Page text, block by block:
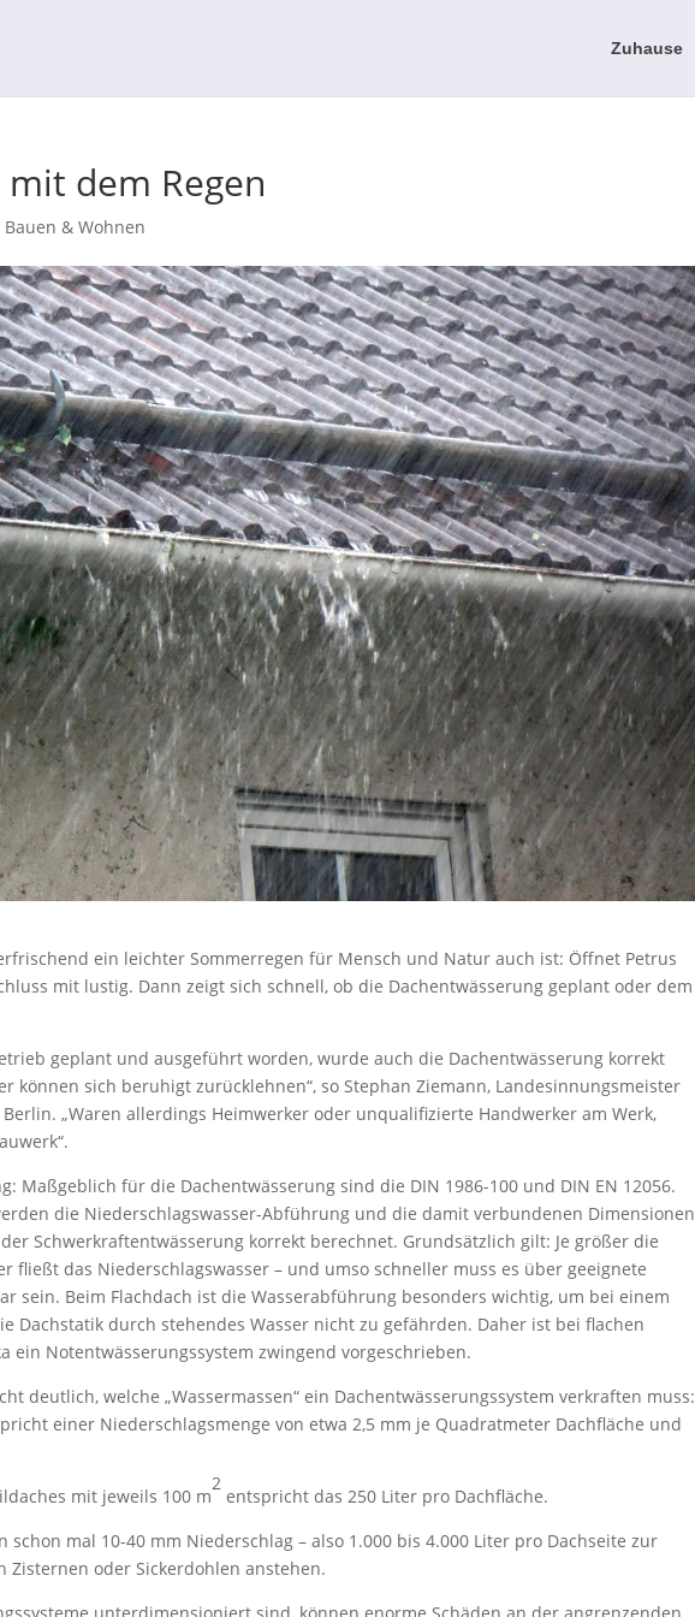
Zuhause
dem Regen
Bauen & Wohnen
erfrischend ein leichter Sommerregen für Mensch und Natur auch ist: Öffnet Petrus
mit lustig. Dann zeigt sich schnell, ob die Dachentwässerung geplant oder dem
geplant und ausgeführt worden, wurde auch die Dachentwässerung korrekt
können sich beruhigt zurücklehnen“, so Stephan Ziemann, Landesinnungsmeister
„Waren allerdings Heimwerker oder unqualifizierte Handwerker am Werk,
Maßgeblich für die Dachentwässerung sind die DIN 1986-100 und DIN EN 12056.
die Niederschlagswasser-Abführung und die damit verbundenen Dimensionen
Schwerkraftentwässerung korrekt berechnet. Grundsätzlich gilt: Je größer die
fließt das Niederschlagswasser – und umso schneller muss es über geeignete
sein. Beim Flachdach ist die Wasserabführung besonders wichtig, um bei einem
Dachstatik durch stehendes Wasser nicht zu gefährden. Daher ist bei flachen
ein Notentwässerungssystem zwingend vorgeschrieben.
deutlich, welche „Wassermassen“ ein Dachentwässerungssystem verkraften muss:
einer Niederschlagsmenge von etwa 2,5 mm je Quadratmeter Dachfläche und
mit jeweils 100 m
2
entspricht das 250 Liter pro Dachfläche.
schon mal 10-40 mm Niederschlag – also 1.000 bis 4.000 Liter pro Dachseite zur
Zisternen oder Sickerdohlen anstehen.